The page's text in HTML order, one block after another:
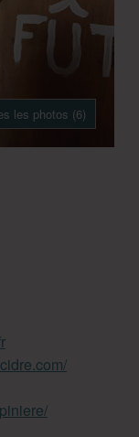
les photos (6)